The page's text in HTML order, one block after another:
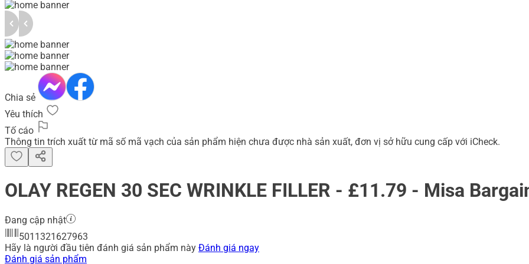
Chia sẻ
Yêu thích
Tố cáo
Thông tin trích xuất từ mã số mã vạch của sản phẩm hiện chưa được nhà sản xuất, đơn vị sở hữu cung cấp với iCheck.
OLAY REGEN 30 SEC WRINKLE FILLER - £11.79 - Misa
Đang cập nhật
5011321627963
Hãy là người đầu tiên đánh giá sản phẩm này Đánh giá ngay
Đánh giá sản phẩm